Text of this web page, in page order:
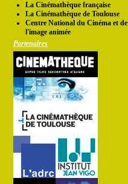
La Cinémathèque française
La Cinémathèque de Toulouse
Centre National du Cinéma et de
l'image animée
Partenaires